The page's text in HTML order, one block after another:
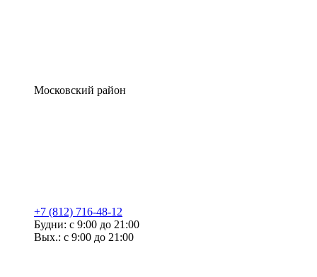
Московский район
+7 (812) 716-48-12
Будни: с 9:00 до 21:00
Вых.: с 9:00 до 21:00